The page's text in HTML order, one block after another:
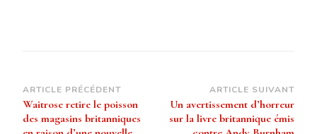
Navigation
d’article
ARTICLE PRÉCÉDENT
Waitrose retire le poisson
des magasins britanniques
ARTICLE SUIVANT
Un avertissement d’horreur
sur la livre britannique émis